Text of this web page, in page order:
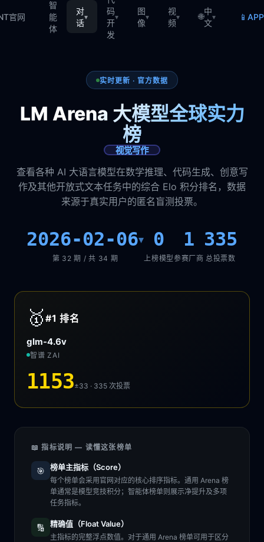
官网
智
能
体
对
话
▾
码
开
发
▾
图
像
▾
视
频
▾ 🌐
中
文
▾ 📱
实时更新 · 官方数据
LM Arena 大模型全球实力
榜
视觉写作
查看各种 AI 大语言模型在数学推理、代码生成、创意写
作及其他开放式文本任务中的综合 Elo 积分排名，数据
来源于真实用户的匿名盲测投票。
2026-02-06▾
第 32 期 / 共 34 期
0
上榜模型
1
参赛厂商
335
总投票数
🥇 #1排名
glm-4.6v
智谱 ZAI
1153±33 · 335次投票
📖 指标说明 — 读懂这张榜单
🎯 榜单主指标（Score）
每个榜单会采用官网对应的核心排序指标。通用 Arena 榜
单通常是模型竞技积分；智能体榜单则展示净提升及多项
任务指标。
🔢 精确值（Float Value）
主指标的完整浮点数值。对于通用 Arena 榜单可用于区分